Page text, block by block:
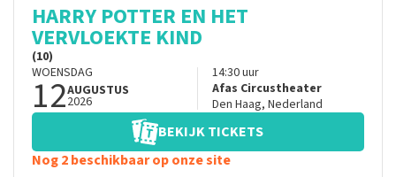
HARRY POTTER EN HET
VERVLOEKTE KIND
(10)
WOENSDAG
12AUGUSTUS
2026
14:30uur
Afas Circustheater
Den Haag, Nederland
BEKIJK TICKETS
Nog 2 beschikbaar op onze site